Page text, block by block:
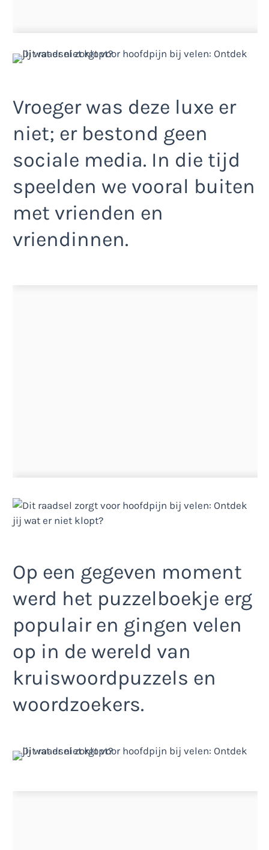
Vroeger was deze luxe er
niet; er bestond geen
sociale media. In die tijd
speelden we vooral buiten
met vrienden en
vriendinnen.
Op een gegeven moment
werd het puzzelboekje erg
populair en gingen velen
op in de wereld van
kruiswoordpuzzels en
woordzoekers.